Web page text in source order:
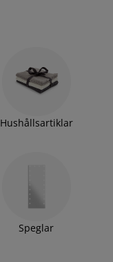
Hushållsartiklar
Speglar